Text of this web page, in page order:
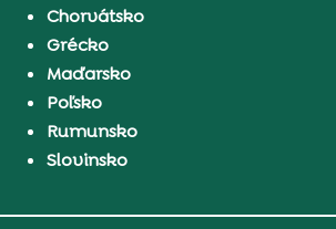
Chorvátsko
Grécko
Maďarsko
Poľsko
Rumunsko
Slovinsko